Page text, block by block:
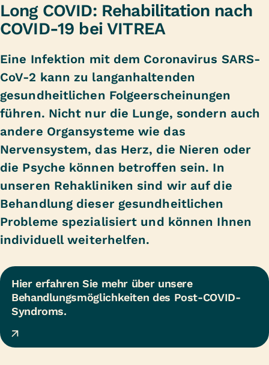
Long COVID: Rehabilitation nach
COVID-19 bei VITREA
Eine Infektion mit dem Coronavirus SARS-
CoV-2 kann zu langanhaltenden
gesundheitlichen Folgeerscheinungen
führen. Nicht nur die Lunge, sondern auch
andere Organsysteme wie das
Nervensystem, das Herz, die Nieren oder
die Psyche können betroffen sein. In
unseren Rehakliniken sind wir auf die
Behandlung dieser gesundheitlichen
Probleme spezialisiert und können Ihnen
individuell weiterhelfen.
Hier erfahren Sie mehr über unsere
Behandlungsmöglichkeiten des Post-COVID-
Syndroms.